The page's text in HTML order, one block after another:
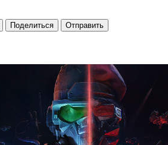
Поделиться Отправить